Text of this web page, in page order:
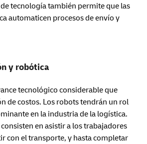
tecnología también permite que las
automaticen procesos de envío y
y robótica
tecnológico considerable que
de costos. Los robots tendrán un rol
en la industria de la logística.
en asistir a los trabajadores
con el transporte, y hasta completar